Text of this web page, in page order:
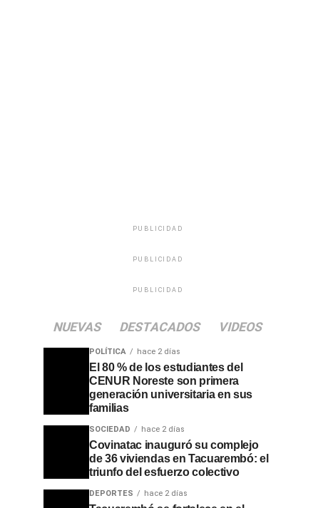
PUBLICIDAD
PUBLICIDAD
PUBLICIDAD
NUEVAS DESTACADOS VIDEOS
POLÍTICA hace 2 días
El 80 % de los estudiantes del
CENUR Noreste son primera
generación universitaria en sus
familias
SOCIEDAD hace 2 días
Covinatac inauguró su complejo
de 36 viviendas en Tacuarembó: el
triunfo del esfuerzo colectivo
DEPORTES hace 2 días